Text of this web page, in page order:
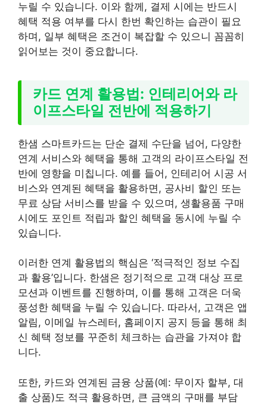
누릴 수 있습니다. 이와 함께, 결제 시에는 반드시
혜택 적용 여부를 다시 한번 확인하는 습관이 필요
하며, 일부 혜택은 조건이 복잡할 수 있으니 꼼꼼히
읽어보는 것이 중요합니다.
카드 연계 활용법: 인테리어와 라
이프스타일 전반에 적용하기
한샘 스마트카드는 단순 결제 수단을 넘어, 다양한
연계 서비스와 혜택을 통해 고객의 라이프스타일 전
반에 영향을 미칩니다. 예를 들어, 인테리어 시공 서
비스와 연계된 혜택을 활용하면, 공사비 할인 또는
무료 상담 서비스를 받을 수 있으며, 생활용품 구매
시에도 포인트 적립과 할인 혜택을 동시에 누릴 수
있습니다.
이러한 연계 활용법의 핵심은 ‘적극적인 정보 수집
과 활용’입니다. 한샘은 정기적으로 고객 대상 프로
모션과 이벤트를 진행하며, 이를 통해 고객은 더욱
풍성한 혜택을 누릴 수 있습니다. 따라서, 고객은 앱
알림, 이메일 뉴스레터, 홈페이지 공지 등을 통해 최
신 혜택 정보를 꾸준히 체크하는 습관을 가져야 합
니다.
또한, 카드와 연계된 금융 상품(예: 무이자 할부, 대
출 상품)도 적극 활용하면, 큰 금액의 구매를 부담